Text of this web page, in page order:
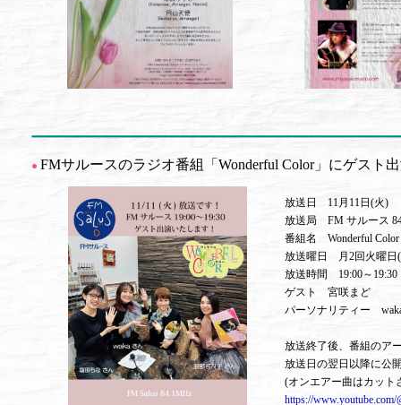
● FMサルースのラジオ番組「Wonderful Color」にゲスト
放送日 11月11日(火)
放送局 FM サルース
番組名 Wonderful Color
放送曜日 月2回火曜日(
放送時間 19:00～19:30
ゲスト 宮咲まど
パーソナリティー
放送終了後、番組のア
放送日の翌日以降に公
(オンエアー曲はカット
https://www.youtube.com/